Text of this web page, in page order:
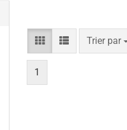
Trier par
Trier par
1